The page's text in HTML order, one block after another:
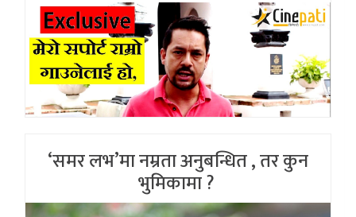
‘समर लभ’मा नम्रता अनुबन्धित , तर कुन
भुमिकामा ?